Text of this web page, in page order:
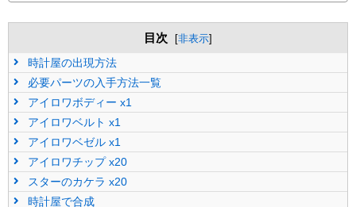
目次 [非表示]
時計屋の出現方法
必要パーツの入手方法一覧
アイロワボディー x1
アイロワベルト x1
アイロワベゼル x1
アイロワチップ x20
スターのカケラ x20
時計屋で合成